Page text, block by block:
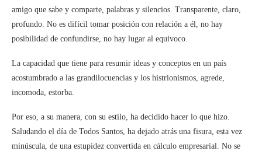
amigo que sabe y comparte, palabras y silencios. Transparente, claro,
profundo. No es difícil tomar posición con relación a él, no hay
posibilidad de confundirse, no hay lugar al equivoco.
La capacidad que tiene para resumir ideas y conceptos en un país
acostumbrado a las grandilocuencias y los histrionismos, agrede,
incomoda, estorba.
Por eso, a su manera, con su estilo, ha decidido hacer lo que hizo.
Saludando el día de Todos Santos, ha dejado atrás una fisura, esta vez
minúscula, de una estupidez convertida en cálculo empresarial. No se